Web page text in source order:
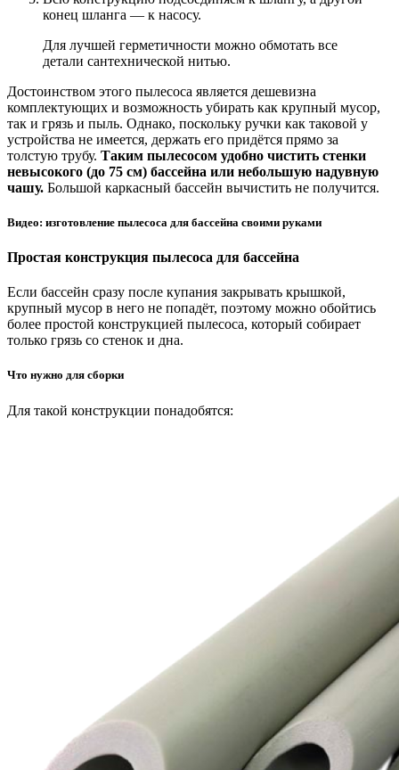
конец шланга — к насосу.
Для лучшей герметичности можно обмотать все
детали сантехнической нитью.
Достоинством этого пылесоса является дешевизна
комплектующих и возможность убирать как крупный мусор,
так и грязь и пыль. Однако, поскольку ручки как таковой у
устройства не имеется, держать его придётся прямо за
толстую трубу. Таким пылесосом удобно чистить стенки
невысокого (до 75 см) бассейна или небольшую надувную
чашу. Большой каркасный бассейн вычистить не получится.
Видео: изготовление пылесоса для бассейна своими руками
Простая конструкция пылесоса для бассейна
Если бассейн сразу после купания закрывать крышкой,
крупный мусор в него не попадёт, поэтому можно обойтись
более простой конструкцией пылесоса, который собирает
только грязь со стенок и дна.
Что нужно для сборки
Для такой конструкции понадобятся: